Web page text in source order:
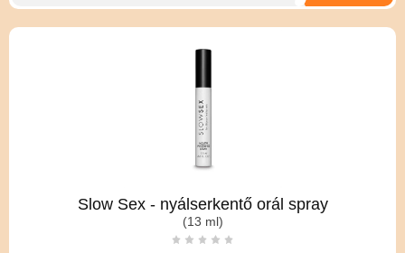
Slow Sex - nyálserkentő orál spray
(13 ml)